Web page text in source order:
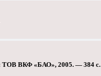
ТОВ ВКФ «БАО», 2005. — 384 с.